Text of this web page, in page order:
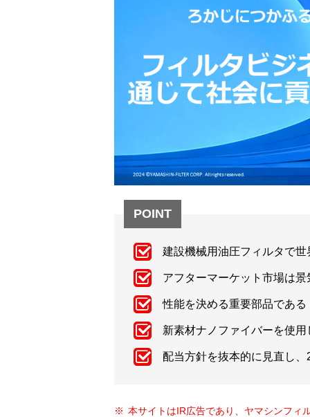
POINT
建設機械用油圧フィルタで世
アフターマーケット市場は
性能を決める重要部品であ
新素材ナノファイバーを使
配当方針を抜本的に見直し
本サイトはIR広告であり、ヤマシンフィ